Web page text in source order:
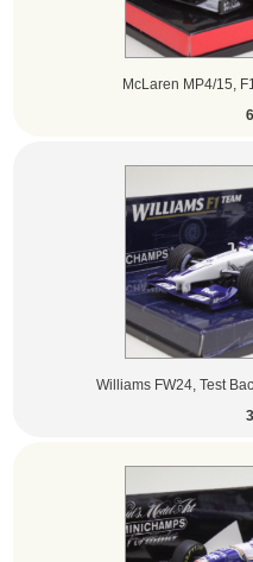
McLaren MP4/15,
Williams FW24, Test